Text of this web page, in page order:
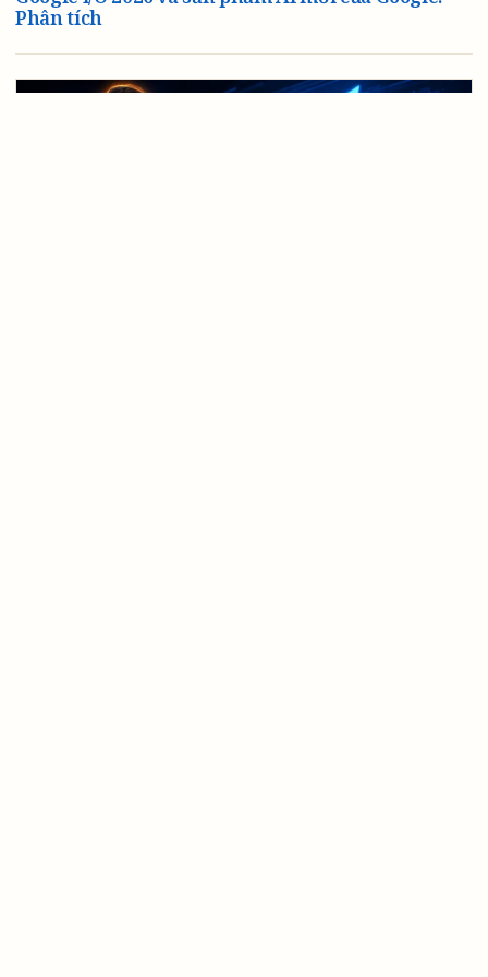
Phân tích
Chính Sách Bảo Mật